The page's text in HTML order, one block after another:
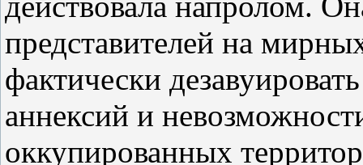
представителей на
фактически
аннексий и
оккупированных